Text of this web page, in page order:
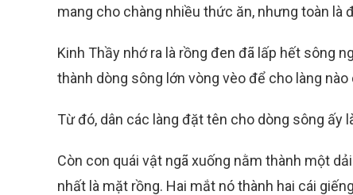
mang cho chàng nhiều thức ăn, nhưng toàn là
Kinh Thầy nhớ ra là rồng đen đã lấp hết sông
thành dòng sông lớn vòng vèo để cho làng
Từ đó, dân các làng đặt tên cho dòng sông ấy
Còn con quái vật ngã xuống nằm thành một
nhất là mặt rồng. Hai mắt nó thành hai cái